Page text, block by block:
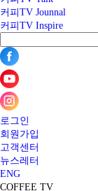
커피TV Jounnal
커피TV Inspire
로그인
회원가입
고객센터
뉴스레터
ENG
COFFEE TV